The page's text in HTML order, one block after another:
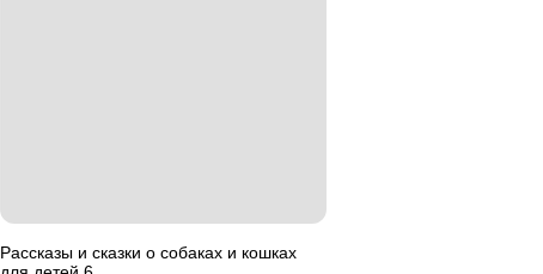
Рассказы и сказки о собаках и кошках